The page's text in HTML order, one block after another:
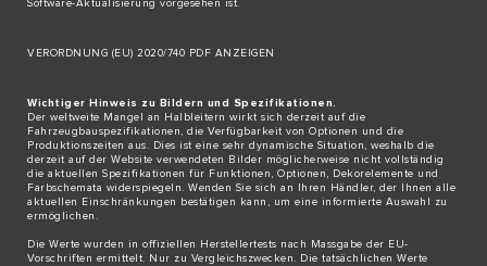
Software-Aktualisierung vorgesehen ist.
VERORDNUNG (EU) 2020/740 PDF ANZEIGEN
Wichtiger Hinweis zu Bildern und Spezifikationen.
Der weltweite Mangel an Halbleitern wirkt sich derzeit auf die
Fahrzeugbauspezifikationen, die Verfügbarkeit von Optionen und die
Produktionszeiten aus. Dies ist eine sehr dynamische Situation, weshalb die
derzeit auf der Website verwendeten Bilder möglicherweise nicht vollständig
die aktuellen Spezifikationen für Funktionen, Optionen, Dekorelemente und
Farbschemata widerspiegeln. Wenden Sie sich an Ihren Händler, der Ihnen alle
aktuellen Einschränkungen bestätigen kann, um eine informierte Auswahl zu
ermöglichen.
Die Werte wurden in offiziellen Herstellertests nach Massgabe der EU-
Vorschriften ermittelt. Nur zu Vergleichszwecken. Die tatsächlichen Werte